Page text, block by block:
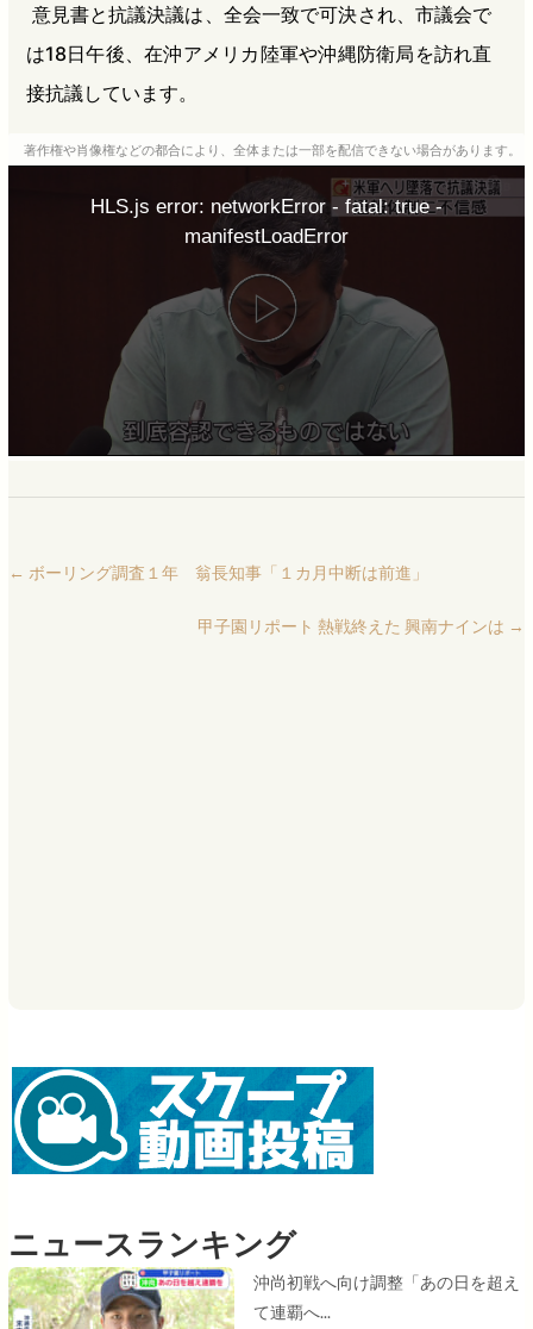
意見書と抗議決議は、全会一致で可決され、市議会で
は18日午後、在沖アメリカ陸軍や沖縄防衛局を訪れ直
接抗議しています。
著作権や肖像権などの都合により、全体または一部を配信できない場合があります。
HLS.js error: networkError - fatal: true -
manifestLoadError
← ボーリング調査１年 翁長知事「１カ月中断は前進」
甲子園リポート 熱戦終えた 興南ナインは →
ニュースランキング
沖尚初戦へ向け調整「あの日を超え
て連覇へ...